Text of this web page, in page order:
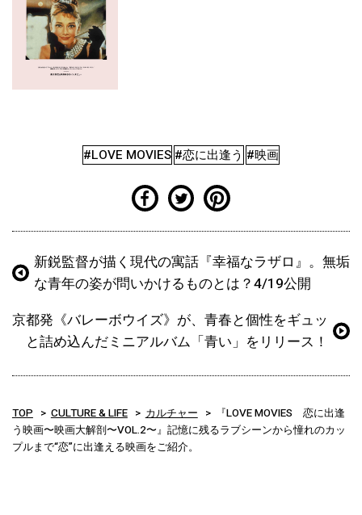
#LOVE MOVIES #恋に出逢う #映画
新鋭監督が描く現代の寓話『幸福なラザロ』。無垢
な青年の姿が問いかけるものとは？4/19公開
京都発《バレーボウイズ》が、青春と個性をギュッ
と詰め込んだミニアルバム「青い」をリリース！
TOP CULTURE & LIFE カルチャー
『LOVE MOVIES 恋に出逢
う映画〜映画大解剖〜VOL.2〜』記憶に残るラブシーンから憧れのカッ
プルまで“恋”に出逢える映画をご紹介。